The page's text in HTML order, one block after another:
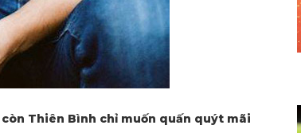
Thiên Bình chỉ muốn quấn quýt mãi